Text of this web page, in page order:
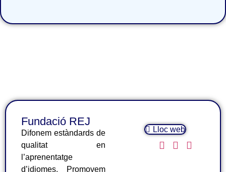
Lloc web
Fundació REJ
Difonem estàndards de
qualitat en
l’aprenentatge
d’idiomes. Promovem